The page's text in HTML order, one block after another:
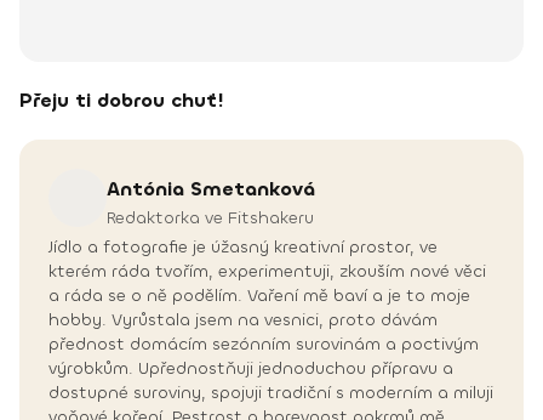
Přeju ti dobrou chuť!
Antónia Smetanková
Redaktorka ve Fitshakeru
Jídlo a fotografie je úžasný kreativní prostor, ve
kterém ráda tvořím, experimentuji, zkouším nové věci
a ráda se o ně podělím. Vaření mě baví a je to moje
hobby. Vyrůstala jsem na vesnici, proto dávám
přednost domácím sezónním surovinám a poctivým
výrobkům. Upřednostňuji jednoduchou přípravu a
dostupné suroviny, spojuji tradiční s moderním a miluji